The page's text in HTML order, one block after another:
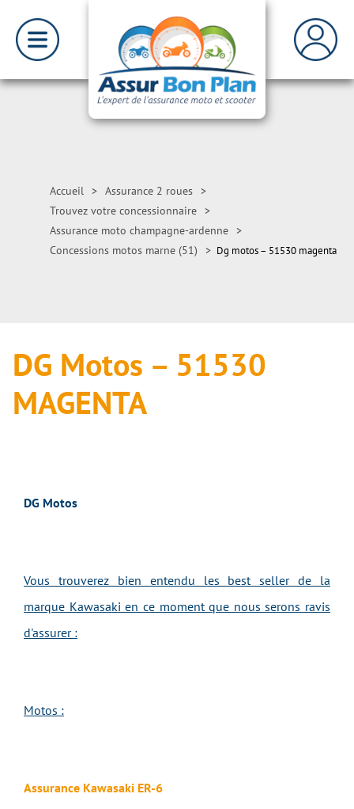
Accueil > Assurance 2 roues >
Trouvez votre concessionnaire >
Assurance moto champagne-ardenne >
Concessions motos marne (51)
> Dg motos – 51530 magenta
DG Motos – 51530
MAGENTA
DG Motos
Vous trouverez bien entendu les best seller de la
marque Kawasaki en ce moment que nous serons ravis
d'assurer :
Motos :
Assurance Kawasaki ER-6